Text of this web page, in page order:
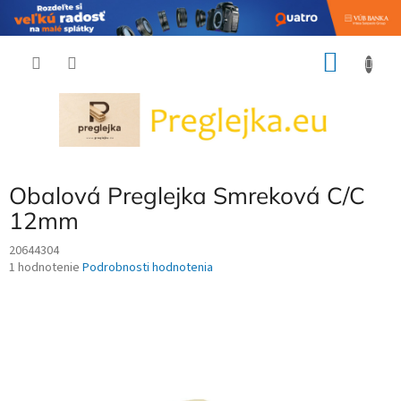
Obalová Preglejka Smreková C/C
12mm
20644304
Priemerné
1 hodnotenie Podrobnosti hodnotenia